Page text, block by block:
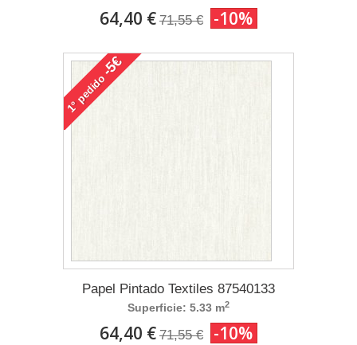
64,40 € 71,55 € -10%
1°
pedido
-5€
Papel Pintado Textiles 87540133
Superficie: 5.33 m2
64,40 € 71,55 € -10%